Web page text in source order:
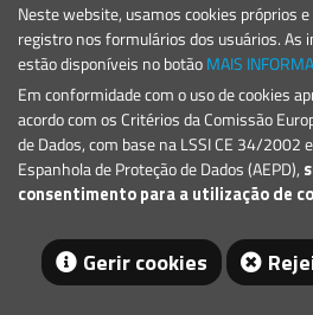
Neste website, usamos cookies próprios
registro nos formulários dos usuários. As
estão disponíveis no botãoMAIS
Em conformidade com o uso de cookies
acordo com os Critérios da Comissão
de Dados, com base na LSSI CE 34/2002
Espanhola de Proteção de Dados (AEPD),
consentimento para a utilização de
Gerir cookies
© 2026 Lindley